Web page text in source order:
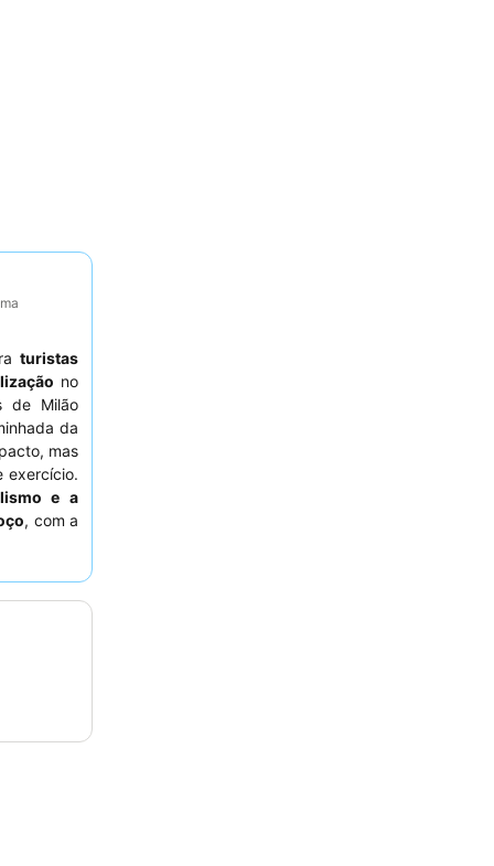
turistas
no
de Milão
da
mas
exercício.
e a
, com a
pedir um